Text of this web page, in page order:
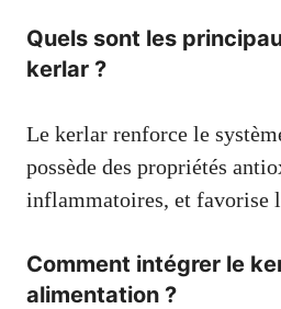
Quels sont les
kerlar ?
Le kerlar renforce le
possède des propriétés
inflammatoires, et favorise
Comment intégrer le
alimentation ?